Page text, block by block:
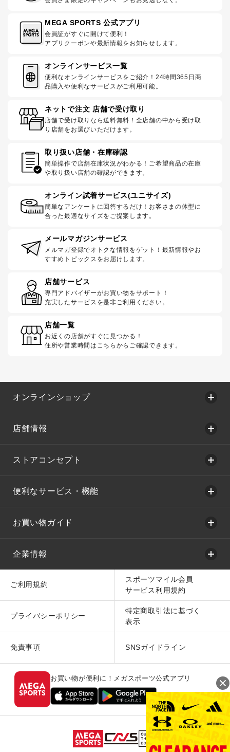
MEGA SPORTS 公式アプリ
会員証がすぐに開けて便利！
アプリクーポンや最新情報をお知らせします。
オンラインサービス一覧
便利なオンラインサービスをご紹介！24時間365日商
品購入や便利なサービスがご利用可能。
ネットで注文 店舗で受け取り
店舗で受け取りなら送料無料！全店舗の中から受け取
り店舗をお選びいただけます。
取り扱い店舗・在庫確認
簡単操作で店舗在庫状況がわかる！ご希望商品の在庫
や取り扱い店舗の確認ができます。
オンライン試着サービス(ユニサイズ)
簡単なアンケートに回答するだけ！お客さまの体型に
合った最適なサイズをご提案します。
メールマガジンサービス
メルマガ登録でオトクな情報をゲット！最新情報やお
すすめトピックスをお届けします。
店舗サービス
専門アドバイザーがお買い物をサポート！
充実したサービスを是非ご利用ください。
店舗一覧
お近くの店舗がすぐに見つかる！
住所や営業時間はこちらからご確認できます。
オンラインショップ
店舗情報
ストアコンセプト
便利なサービス・機能
お買い物ガイド
企業情報
ご利用規約
スポーツマイル会員
サービス利用規約
プライバシーポリシー
特定商取引法に基づく
表示
免責事項 SNSガイドライン
お買い物が便利に！メガスポーツ公式アプリ